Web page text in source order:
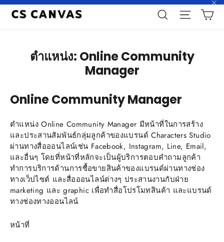
Skip
content
SearchSite
ตำแหน่ง: Online Community
Manager
Online Community Manager
ตำแหน่ง Online Community Manager มีหน้าที่ในการสร้าง
และประสานสัมพันธ์กลุ่มลูกค้าของแบรนด์ Characters Studio
ผ่านทางสื่อออนไลน์เช่น Facebook, Instagram, Line, Email,
และอื่นๆ โดยที่หน้าที่หลักจะเป็นผู้บริการตอบคำถามลูกค้า
ทำการบริการด้านการซื้อขายสินค้าของแบรนด์ผ่านทางช่อง
ทางเว็ปไซต์ และสื่อออนไลน์ต่างๆ ประสานงานกับฝ่าย
marketing และ graphic เพื่อทำสื่อโปรโมทสินค้า และแบรนด์
ทางช่องทางออนไลน์
หน้าที่